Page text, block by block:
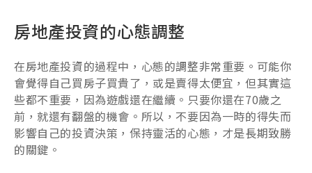
房地產投資的心態調整
在房地產投資的過程中，心態的調整非常重要。可能你
會覺得自己買房子買貴了，或是賣得太便宜，但其實這
些都不重要，因為遊戲還在繼續。只要你還在70歲之
前，就還有翻盤的機會。所以，不要因為一時的得失而
影響自己的投資決策，保持靈活的心態，才是長期致勝
的關鍵。